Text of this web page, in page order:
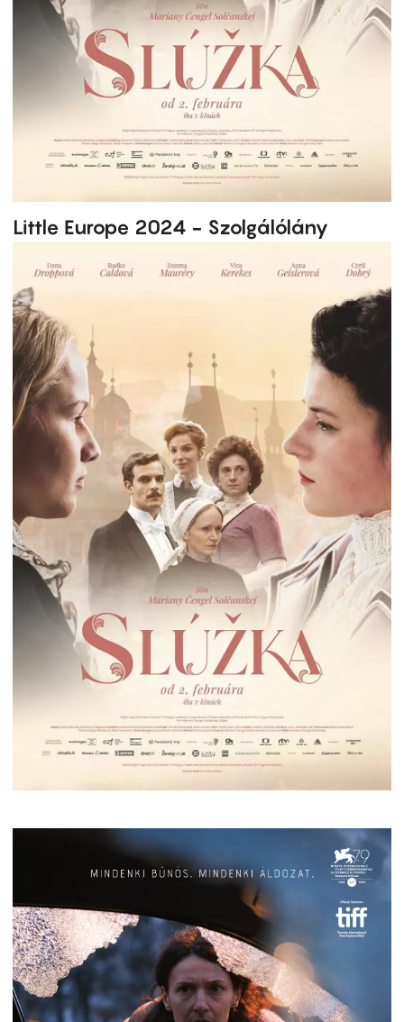
Little Europe 2024 - Szolgálólány